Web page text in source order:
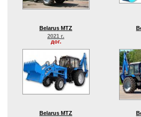
Belarus MTZ
2021 г.
дог.
Belarus MTZ